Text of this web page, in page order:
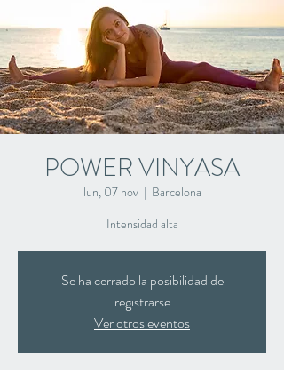
POWER VINYASA
lun, 07 nov
  |
Barcelona
Intensidad alta
Se ha cerrado la posibilidad de
registrarse
Ver otros eventos